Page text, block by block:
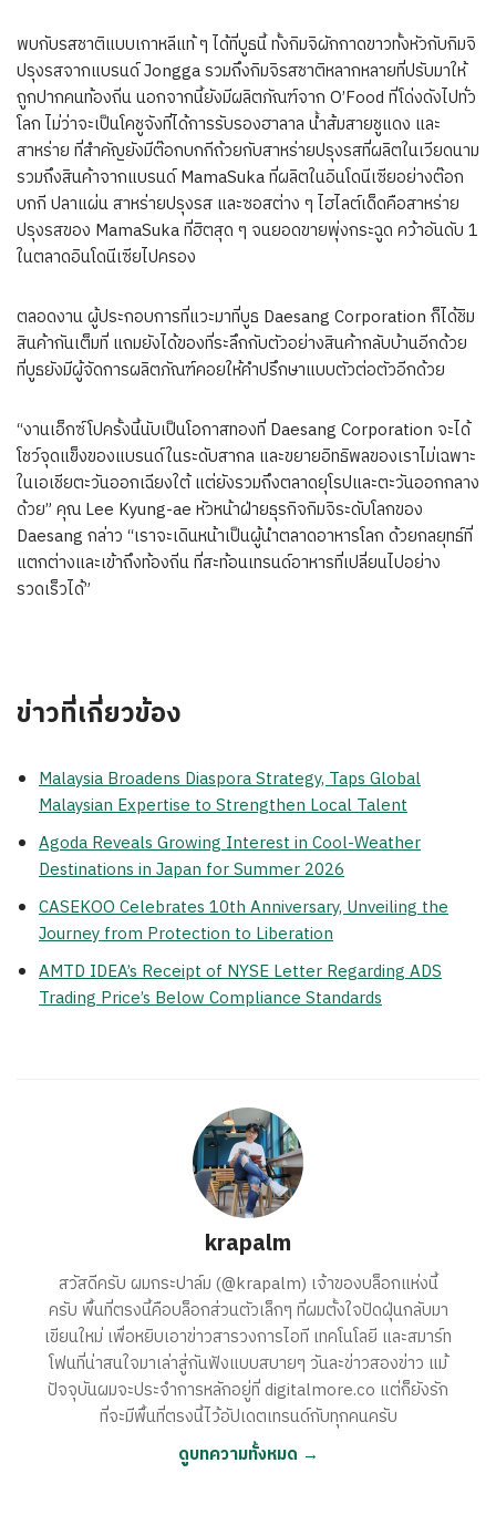
พบกับรสชาติแบบเกาหลีแท้ ๆ ได้ที่บูธนี้ ทั้งกิมจิผักกาดขาวทั้งหัวกับกิมจิ
ปรุงรสจากแบรนด์ Jongga รวมถึงกิมจิรสชาติหลากหลายที่ปรับมาให้
ถูกปากคนท้องถิ่น นอกจากนี้ยังมีผลิตภัณฑ์จาก O’Food ที่โด่งดังไปทั่ว
โลก ไม่ว่าจะเป็นโคชูจังที่ได้การรับรองฮาลาล น้ำส้มสายชูแดง และ
สาหร่าย ที่สำคัญยังมีต๊อกบกกีถ้วยกับสาหร่ายปรุงรสที่ผลิตในเวียดนาม
รวมถึงสินค้าจากแบรนด์ MamaSuka ที่ผลิตในอินโดนีเซียอย่างต๊อก
บกกี ปลาแผ่น สาหร่ายปรุงรส และซอสต่าง ๆ ไฮไลต์เด็ดคือสาหร่าย
ปรุงรสของ MamaSuka ที่ฮิตสุด ๆ จนยอดขายพุ่งกระฉูด คว้าอันดับ 1
ในตลาดอินโดนีเซียไปครอง
ตลอดงาน ผู้ประกอบการที่แวะมาที่บูธ Daesang Corporation ก็ได้ชิม
สินค้ากันเต็มที่ แถมยังได้ของที่ระลึกกับตัวอย่างสินค้ากลับบ้านอีกด้วย
ที่บูธยังมีผู้จัดการผลิตภัณฑ์คอยให้คำปรึกษาแบบตัวต่อตัวอีกด้วย
“งานเอ็กซ์โปครั้งนี้นับเป็นโอกาสทองที่ Daesang Corporation จะได้
โชว์จุดแข็งของแบรนด์ในระดับสากล และขยายอิทธิพลของเราไม่เฉพาะ
ในเอเชียตะวันออกเฉียงใต้ แต่ยังรวมถึงตลาดยุโรปและตะวันออกกลาง
ด้วย” คุณ Lee Kyung-ae หัวหน้าฝ่ายธุรกิจกิมจิระดับโลกของ
Daesang กล่าว “เราจะเดินหน้าเป็นผู้นำตลาดอาหารโลก ด้วยกลยุทธ์ที่
แตกต่างและเข้าถึงท้องถิ่น ที่สะท้อนเทรนด์อาหารที่เปลี่ยนไปอย่าง
รวดเร็วได้”
ข่าวที่เกี่ยวข้อง
Malaysia Broadens Diaspora Strategy, Taps Global
Malaysian Expertise to Strengthen Local Talent
Agoda Reveals Growing Interest in Cool-Weather
Destinations in Japan for Summer 2026
CASEKOO Celebrates 10th Anniversary, Unveiling the
Journey from Protection to Liberation
AMTD IDEA’s Receipt of NYSE Letter Regarding ADS
Trading Price’s Below Compliance Standards
krapalm
สวัสดีครับ ผมกระปาล์ม (@krapalm) เจ้าของบล็อกแห่งนี้
ครับ พื้นที่ตรงนี้คือบล็อกส่วนตัวเล็กๆ ที่ผมตั้งใจปัดฝุ่นกลับมา
เขียนใหม่ เพื่อหยิบเอาข่าวสารวงการไอที เทคโนโลยี และสมาร์ท
โฟนที่น่าสนใจมาเล่าสู่กันฟังแบบสบายๆ วันละข่าวสองข่าว แม้
ปัจจุบันผมจะประจำการหลักอยู่ที่ digitalmore.co แต่ก็ยังรัก
ที่จะมีพื้นที่ตรงนี้ไว้อัปเดตเทรนด์กับทุกคนครับ
ดูบทความทั้งหมด →